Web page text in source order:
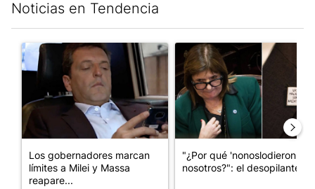
Noticias en Tendencia
Un artículo de tendencia con el título "Los gobernadores
Los gobernadores marcan
límites a Milei y Massa
reapare...
Un artículo de tendencia con
"¿Por qué 'nonoslodieron' a
nosotros?": el desopilante ...